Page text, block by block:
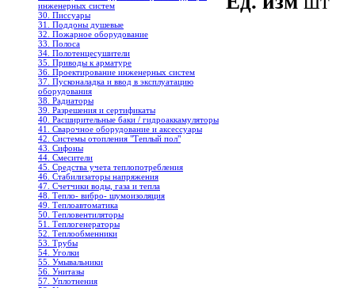
инженерных систем
30. Писсуары
31. Поддоны душевые
32. Пожарное оборудование
33. Полоса
34. Полотенцесушители
35. Приводы к арматуре
36. Проектирование инженерных систем
37. Пусконаладка и ввод в эксплуатацию
оборудования
38. Радиаторы
39. Разрешения и сертификаты
40. Расширительные баки / гидроаккамуляторы
41. Сварочное оборудование и аксессуары
42. Системы отопления "Теплый пол"
43. Сифоны
44. Смесители
45. Средства учета теплопотребления
46. Стабилизаторы напряжения
47. Счетчики воды, газа и тепла
48. Тепло- вибро- шумоизоляция
49. Теплоавтоматика
50. Тепловентиляторы
51. Теплогенераторы
52. Теплообменники
53. Трубы
54. Уголки
55. Умывальники
56. Унитазы
57. Уплотнения